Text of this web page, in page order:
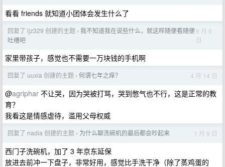
看看 friends 就知道小团体会发生什么了
回复了 ljz329 创建的主题 › 我不知道我在说些什么，就这样随便看随便
吐槽吧
6 月 9
日
家里带孩子，感觉也不需要一万块钱的手机啊
回复了 uuxia 创建的主题 › 何谓七年之痒？ 4 月 14 日
@agriphar 不让哭，因为哭被打骂，哭到憋气也不行，这是正常的教
育？
我看这是情感虐待，滥用父母权威
回复了 nadia 创建的主题 › 为什么聊洗碗机的最后都会吵起来 1 月 9 日
西门子洗碗机，加了 3 年京东延保
放进去前冲一下盘子，非常好用，感觉比手洗干净（除了蒸鸡蛋的